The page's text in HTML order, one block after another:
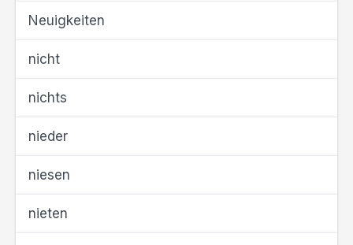
Neuigkeiten
nicht
nichts
nieder
niesen
nieten